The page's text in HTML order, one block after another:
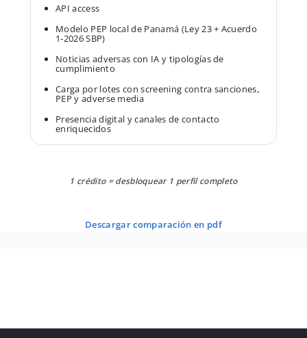
API access
Modelo PEP local de Panamá (Ley 23 + Acuerdo
1-2026 SBP)
Noticias adversas con IA y tipologías de
cumplimiento
Carga por lotes con screening contra sanciones,
PEP y adverse media
Presencia digital y canales de contacto
enriquecidos
1 crédito = desbloquear 1 perfil completo
descargar comparación en pdf